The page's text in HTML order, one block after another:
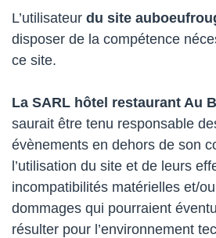
L’utilisateur du site
disposer de la compétence
ce site.
La SARL hôtel restaurant Au
saurait être tenu responsable
évènements en dehors de son
l’utilisation du site et de leurs
incompatibilités matérielles et/
dommages qui pourraient
résulter pour l’environnement